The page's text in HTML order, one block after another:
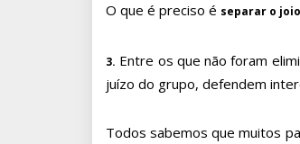
O que é preciso é separar o
3. Entre os que não foram
juízo do grupo, defendem
Todos sabemos que muitos